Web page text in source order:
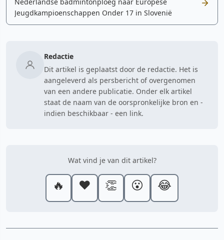
Jeugdkampioenschappen Onder 17 in Slovenië
Redactie
Dit artikel is geplaatst door de redactie. Het is
aangeleverd als persbericht of overgenomen
van een andere publicatie. Onder elk artikel
staat de naam van de oorspronkelijke bron en -
indien beschikbaar - een link.
Wat vind je van dit artikel?
🔥 ❤️ 👏 😮 😂